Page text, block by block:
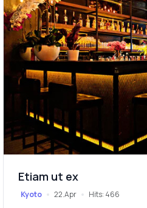
Etiam ut ex
Kyoto 22.Apr Hits: 466